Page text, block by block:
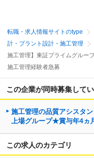
転職・求人情報サイトのtype
計・プラント設計・施工管理
施工管理】東証プライムグル
施工管理経験者急募
この企業が同時募集して
施工管理の品質アシスタ
上場グループ★賞与年4
この求人のカテゴリ